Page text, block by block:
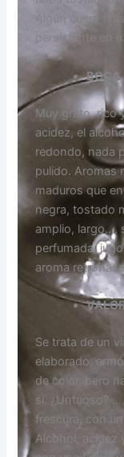
Algún cuero
persistente en
BOCA
Muy grato, rico
acidez, el
redondo, nada
pulido. Aromas
maduros que
negra, tostado
amplio, largo…,
perfumada,
aroma
Se trata de un
elaborado,
de color, pero
sí. ¿Untuoso?
frescura, con
Alcohol, acidez